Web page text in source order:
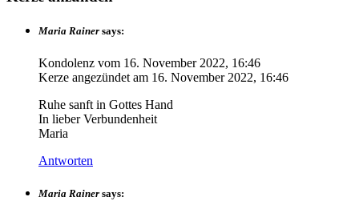
Maria Rainer says:
Kondolenz vom 16. November 2022, 16:46
Kerze angezündet am 16. November 2022, 16:46
Ruhe sanft in Gottes Hand
In lieber Verbundenheit
Maria
Antworten
Maria Rainer says: